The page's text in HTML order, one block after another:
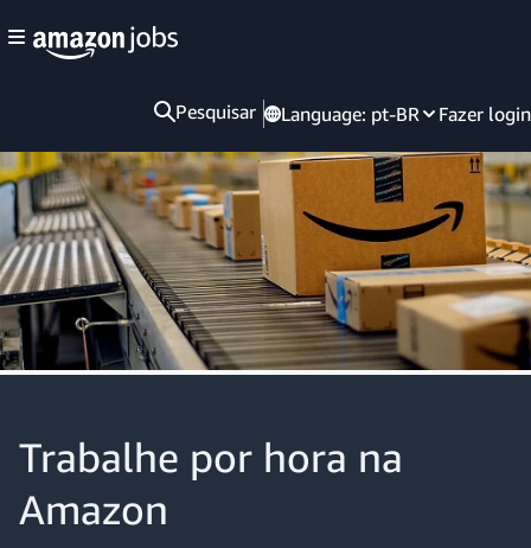
Pesquisar Language: pt-BR Fazer login
Trabalhe por hora na
Amazon